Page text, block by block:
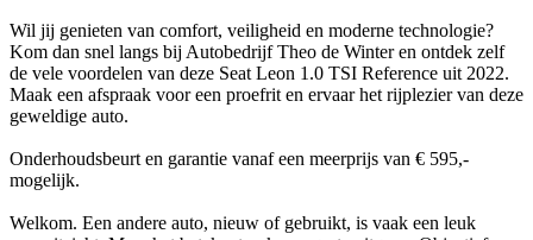
Wil jij genieten van comfort, veiligheid en moderne technologie?
Kom dan snel langs bij Autobedrijf Theo de Winter en ontdek zelf
de vele voordelen van deze Seat Leon 1.0 TSI Reference uit 2022.
Maak een afspraak voor een proefrit en ervaar het rijplezier van deze
geweldige auto.
Onderhoudsbeurt en garantie vanaf een meerprijs van € 595,-
mogelijk.
Welkom. Een andere auto, nieuw of gebruikt, is vaak een leuk